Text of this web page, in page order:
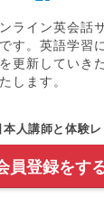
ライン英会話
す。英語学習
更新していき
します。
人講師と体験
員登録をす